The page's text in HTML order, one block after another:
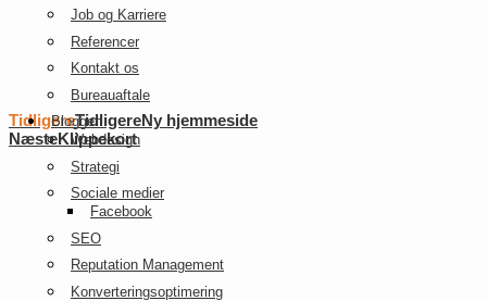
Job og Karriere
Referencer
Kontakt os
Bureauaftale
Bloggen
Webdesign
Strategi
Sociale medier
Facebook
SEO
Reputation Management
Konverteringsoptimering
TidligereTidligereNy hjemmeside
NæsteKlippekort